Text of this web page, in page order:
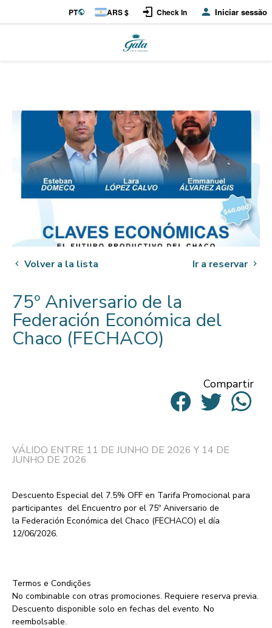
PT ARS $ Check In Iniciar sessão
Volver a la lista Ir a reservar
75º Aniversario de la
Federación Económica del
Chaco (FECHACO)
Compartir
VÁLIDO ENTRE 11 DE JUNHO DE 2026 Y 14 DE
JUNHO DE 2026
Descuento Especial del 7.5% OFF en Tarifa Promocional para
participantes del Encuentro por el 75º Aniversario de
la Federación Económica del Chaco (FECHACO) el día
12/06/2026.
Termos e Condições
No combinable con otras promociones. Requiere reserva previa.
Descuento disponible solo en fechas del evento. No
reembolsable.